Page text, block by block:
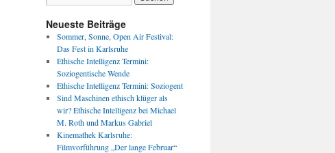
Neueste Beiträge
Sommer, Sonne, Open Air Festival:
Das Fest in Karlsruhe
Ethische Intelligenz Termini:
Soziogentische Wende
Ethische Intelligenz Termini: Soziogent
Sind Maschinen ethisch klüger als
wir? Ethische Intelligenz bei Michael
M. Roth und Markus Gabriel
Kinemathek Karlsruhe:
Filmvorführung „Der lange Februar“